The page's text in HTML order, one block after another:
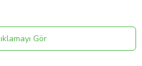
ve sola hareket ettirdiğinizde
Gör